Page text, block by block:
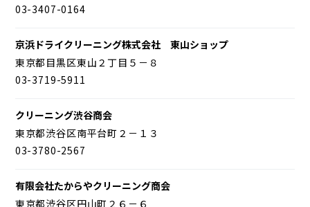
03-3407-0164
京浜ドライクリーニング株式会社 東山ショップ
東京都目黒区東山２丁目５－８
03-3719-5911
クリーニング渋谷商会
東京都渋谷区南平台町２－１３
03-3780-2567
有限会社たからやクリーニング商会
東京都渋谷区円山町２６－６